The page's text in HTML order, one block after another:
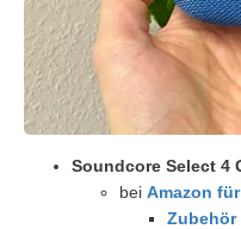
Soundcore Select 4
bei Amazon
Zubehör